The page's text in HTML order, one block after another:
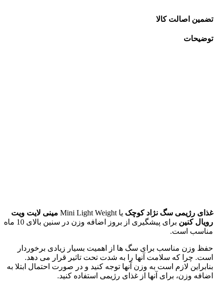
تضمین اصالت کالا
توضیحات
غذای رژیمی سگ نژاد کوچک یا Mini Light Weight
مینی لایت ویت
رویال کنین
برای پیشگیری از بروز اضافه وزن در سنین بالای 10 ماه
مناسب است.
حفظ وزن مناسب برای سگ ها از اهمیت بسیار زیادی برخوردار
است. چرا که سلامت آنها را به شدت تحت تاثیر قرار می دهد.
بنابراین لازم است به وزن آنها توجه کنید و در صورت احتمال ابتلا به
اضافه وزن، برای آنها از غذای رژیمی استفاده کنید.